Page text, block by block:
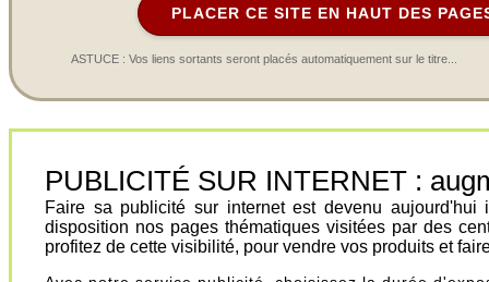
PLACER CE SITE EN HAUT DES
ASTUCE : Vos liens sortants seront placés automatiquement sur le titre...
PUBLICITÉ SUR INTERNET :
Faire sa publicité sur internet est devenu
disposition nos pages thématiques visitées par des
profitez de cette visibilité, pour vendre vos produits et